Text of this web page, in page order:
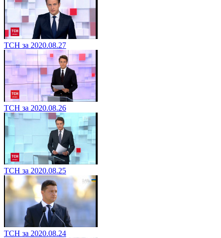
ТСН за 2020.08.27
ТСН за 2020.08.26
ТСН за 2020.08.25
ТСН за 2020.08.24